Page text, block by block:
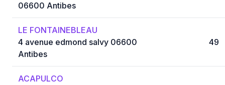
06600 Antibes
LE FONTAINEBLEAU
4 avenue edmond salvy 06600
Antibes
49
ACAPULCO